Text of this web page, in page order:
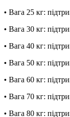
• Вага 25 кг:
• Вага 30 кг:
• Вага 40 кг:
• Вага 50 кг:
• Вага 60 кг:
• Вага 70 кг:
• Вага 80 кг: